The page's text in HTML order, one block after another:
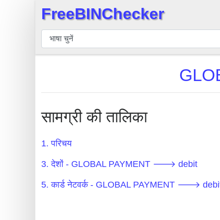
बिन
चेकर
बिन
बिन
एपीआई
BIN
Generator
BIN
FreeBINChecker
सामग्री की तालिका
1. परिचय
3. देशों - GLOBAL PAYMENT 🡒 debit
5. कार्ड नेटवर्क - GLOBAL PAYMENT 🡒